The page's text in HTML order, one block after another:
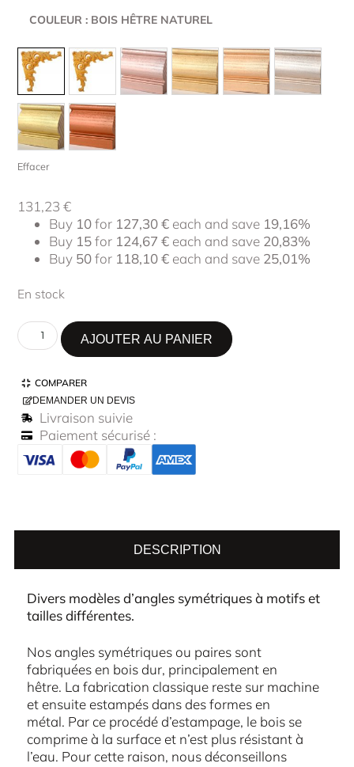
COULEUR : BOIS HÊTRE NATUREL
Effacer
131,23€
Buy 10for 127,30€ each and save 19,16%
Buy 15for 124,67€ each and save 20,83%
Buy 50for 118,10€ each and save 25,01%
En stock
AJOUTER AU PANIER
COMPARER
DEMANDER UN DEVIS
Livraison suivie
Paiement sécurisé :
DESCRIPTION
Divers modèles d’angles symétriques à motifs et
tailles différentes.
Nos angles symétriques ou paires sont
fabriquées en bois dur, principalement en
hêtre. La fabrication classique reste sur machine
et ensuite estampés dans des formes en
métal. Par ce procédé d’estampage, le bois se
comprime à la surface et n’est plus résistant à
l’eau. Pour cette raison, nous déconseillons